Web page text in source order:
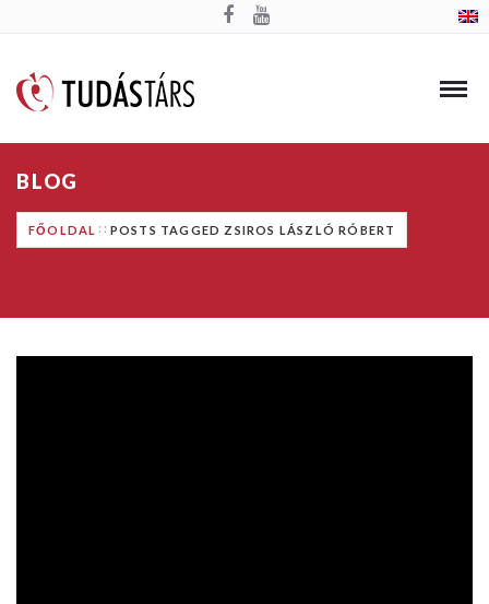
BLOG
FŐOLDAL POSTS TAGGED ZSIROS LÁSZLÓ RÓBERT